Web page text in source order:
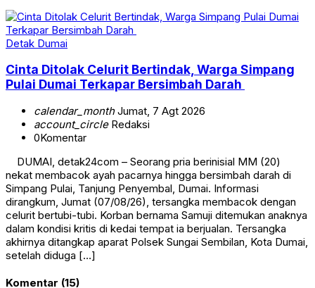
Detak Dumai
Cinta Ditolak Celurit Bertindak, Warga Simpang
Pulai Dumai Terkapar Bersimbah Darah
calendar_monthJumat, 7 Agt 2026
account_circleRedaksi
0Komentar
DUMAI, detak24com – Seorang pria berinisial MM (20)
nekat membacok ayah pacarnya hingga bersimbah darah di
Simpang Pulai, Tanjung Penyembal, Dumai. Informasi
dirangkum, Jumat (07/08/26), tersangka membacok dengan
celurit bertubi-tubi. Korban bernama Samuji ditemukan anaknya
dalam kondisi kritis di kedai tempat ia berjualan. Tersangka
akhirnya ditangkap aparat Polsek Sungai Sembilan, Kota Dumai,
setelah diduga […]
Komentar (15)